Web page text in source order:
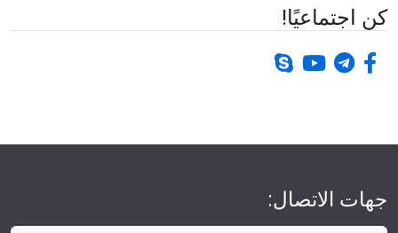
كن اجتماعيًا!
فيس بوك-ف
برقيةيوتيوبسكايب
جهات الاتصال: